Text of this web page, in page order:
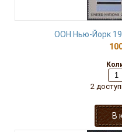
ООН Нью-Йорк
2